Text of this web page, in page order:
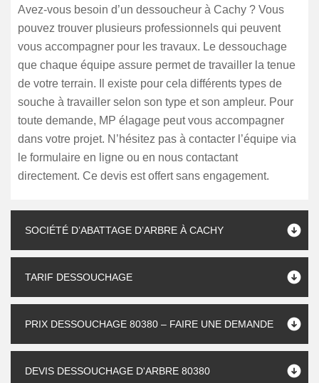
Avez-vous besoin d’un dessoucheur à Cachy ? Vous
pouvez trouver plusieurs professionnels qui peuvent
vous accompagner pour les travaux. Le dessouchage
que chaque équipe assure permet de travailler la tenue
de votre terrain. Il existe pour cela différents types de
souche à travailler selon son type et son ampleur. Pour
toute demande, MP élagage peut vous accompagner
dans votre projet. N’hésitez pas à contacter l’équipe via
le formulaire en ligne ou en nous contactant
directement. Ce devis est offert sans engagement.
SOCIÉTÉ D’ABATTAGE D’ARBRE À CACHY
TARIF DESSOUCHAGE
PRIX DESSOUCHAGE 80380 – FAIRE UNE DEMANDE
DEVIS DESSOUCHAGE D'ARBRE 80380